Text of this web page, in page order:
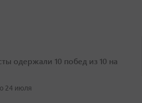
одержали 10 побед из 10 на
24 июля